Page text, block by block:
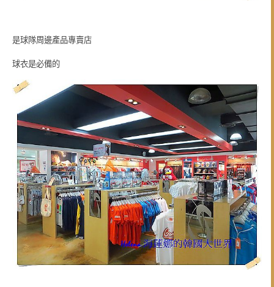
是球隊周邊產品專賣店
球衣是必備的